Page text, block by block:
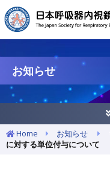
お知らせ
Home お知らせ
に対する単位付与について